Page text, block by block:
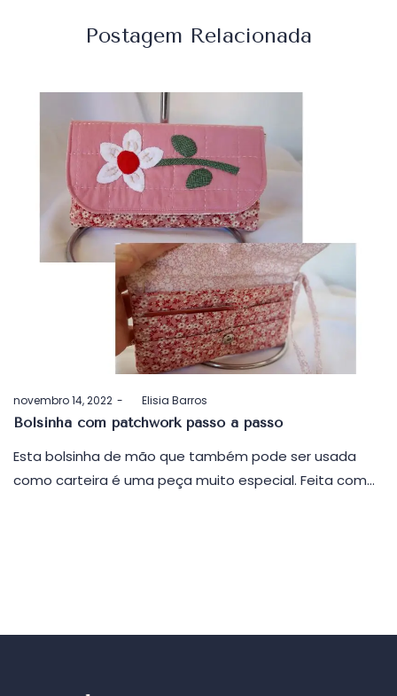
Postagem Relacionada
Postado
em
novembro 14, 2022 byElisia Barros
Bolsinha com patchwork passo a passo
Esta bolsinha de mão que também pode ser usada
como carteira é uma peça muito especial. Feita com…